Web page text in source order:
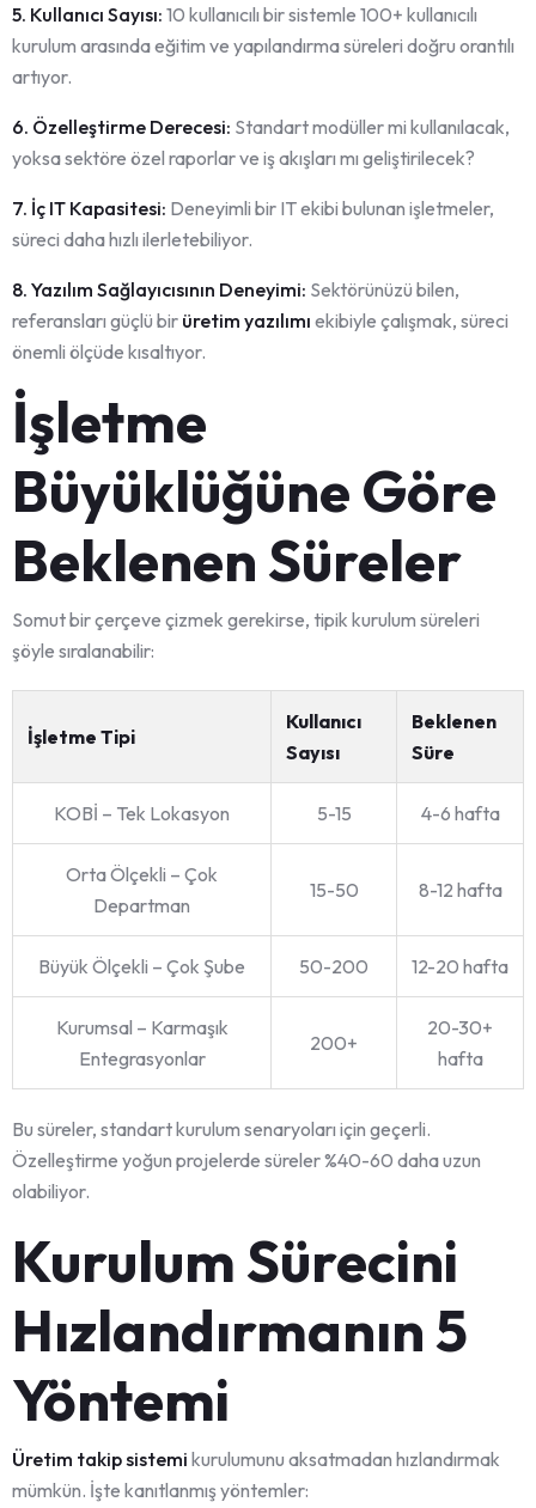
5. Kullanıcı Sayısı: 10 kullanıcılı bir sistemle 100+ kullanıcılı
kurulum arasında eğitim ve yapılandırma süreleri doğru orantılı
artıyor.
6. Özelleştirme Derecesi: Standart modüller mi kullanılacak,
yoksa sektöre özel raporlar ve iş akışları mı geliştirilecek?
7. İç IT Kapasitesi: Deneyimli bir IT ekibi bulunan işletmeler,
süreci daha hızlı ilerletebiliyor.
8. Yazılım Sağlayıcısının Deneyimi: Sektörünüzü bilen,
referansları güçlü bir üretim yazılımı ekibiyle çalışmak, süreci
önemli ölçüde kısaltıyor.
İşletme
Büyüklüğüne Göre
Beklenen Süreler
Somut bir çerçeve çizmek gerekirse, tipik kurulum süreleri
şöyle sıralanabilir:
İşletme Tipi
Kullanıcı
Sayısı
Beklenen
Süre
KOBİ – Tek Lokasyon 5-15 4-6 hafta
Orta Ölçekli – Çok
Departman
15-50 8-12 hafta
Büyük Ölçekli – Çok Şube 50-200 12-20 hafta
Kurumsal – Karmaşık
Entegrasyonlar
200+
20-30+
hafta
Bu süreler, standart kurulum senaryoları için geçerli.
Özelleştirme yoğun projelerde süreler %40-60 daha uzun
olabiliyor.
Kurulum Sürecini
Hızlandırmanın 5
Yöntemi
Üretim takip sistemi kurulumunu aksatmadan hızlandırmak
mümkün. İşte kanıtlanmış yöntemler: